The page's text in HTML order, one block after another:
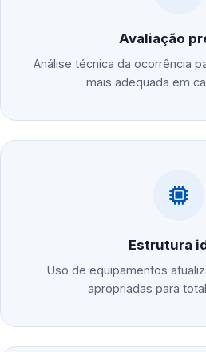
Avaliação
Análise técnica da ocorrência
mais adequada em
Estrutura
Uso de equipamentos
apropriadas para